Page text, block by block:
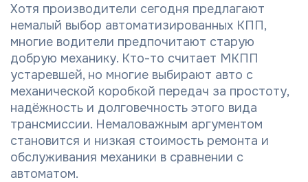
Хотя производители сегодня предлагают
немалый выбор автоматизированных КПП,
многие водители предпочитают старую
добрую механику. Кто-то считает МКПП
устаревшей, но многие выбирают авто с
механической коробкой передач за простоту,
надёжность и долговечность этого вида
трансмиссии. Немаловажным аргументом
становится и низкая стоимость ремонта и
обслуживания механики в сравнении с
автоматом.